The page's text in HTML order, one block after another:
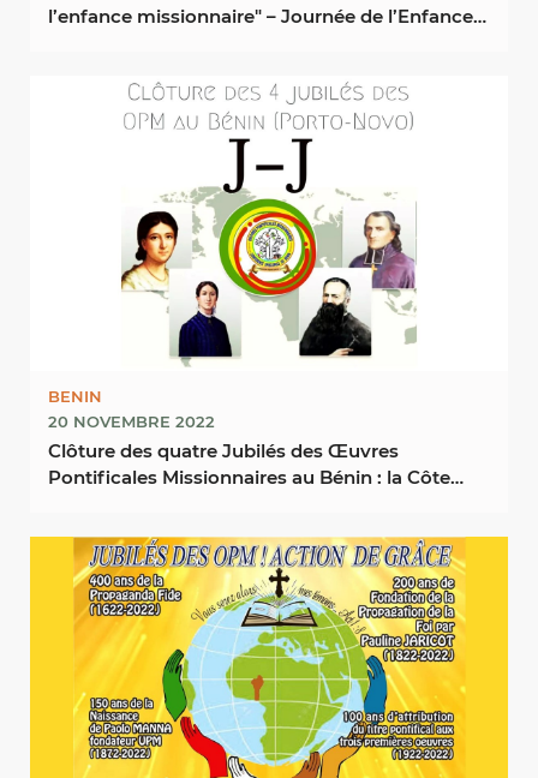
l’enfance missionnaire" – Journée de l’Enfance
BENIN
20 NOVEMBRE 2022
Clôture des quatre Jubilés des Œuvres
Pontificales Missionnaires au Bénin : la Côte